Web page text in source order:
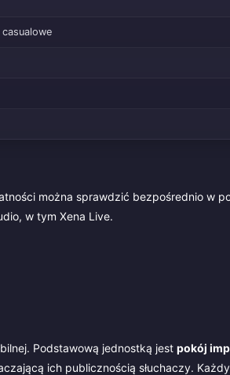
można sprawdzić bezpośrednio w
w tym Xena Live.
Podstawową jednostką jest pokój
ich publicznością słuchaczy.